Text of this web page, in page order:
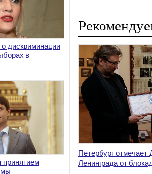
дискриминации
в
принятием
Петербург отмечает
Ленинграда от